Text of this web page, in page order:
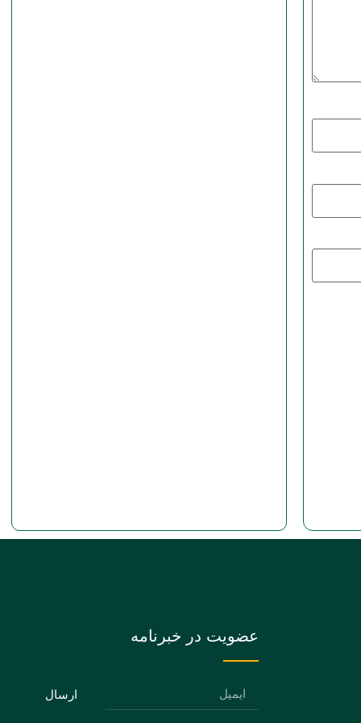
عضویت در خبرنامه
ارسال